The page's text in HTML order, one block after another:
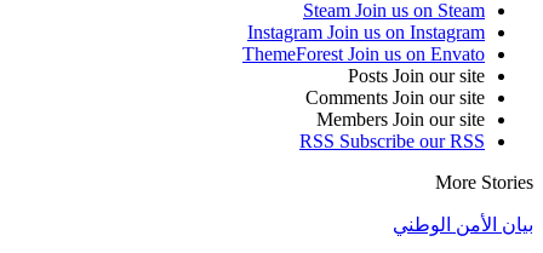
Steam Join us on Steam
Instagram Join us on Instagram
ThemeForest Join us on Envato
Posts Join our site
Comments Join our site
Members Join our site
RSS Subscribe our RSS
More Stories
بيان الأمن الوطني